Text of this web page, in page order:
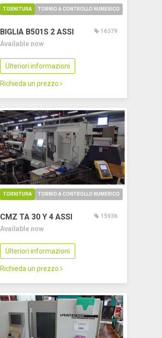
TORNITURA TORNIO A CONTROLLO NUMERICO
BIGLIA B501S 2 ASSI 16379
Available now
Ulteriori informazioni
Richieda un prezzo
TORNITURA TORNIO A CONTROLLO NUMERICO
CMZ TA 30 Y4 ASSI 15936
Available now
Ulteriori informazioni
Richieda un prezzo